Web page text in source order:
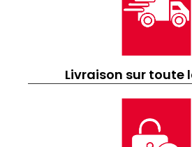
Livraison sur toute